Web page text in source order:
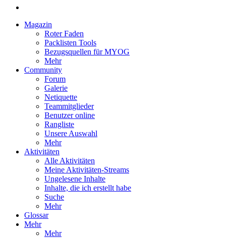
Magazin
Roter Faden
Packlisten Tools
Bezugsquellen für MYOG
Mehr
Community
Forum
Galerie
Netiquette
Teammitglieder
Benutzer online
Rangliste
Unsere Auswahl
Mehr
Aktivitäten
Alle Aktivitäten
Meine Aktivitäten-Streams
Ungelesene Inhalte
Inhalte, die ich erstellt habe
Suche
Mehr
Glossar
Mehr
Mehr